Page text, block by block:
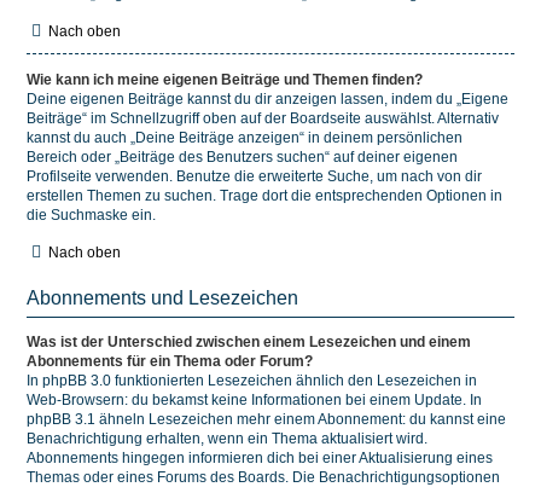
Nach oben
Wie kann ich meine eigenen Beiträge und Themen finden?
Deine eigenen Beiträge kannst du dir anzeigen lassen, indem du „Eigene
Beiträge“ im Schnellzugriff oben auf der Boardseite auswählst. Alternativ
kannst du auch „Deine Beiträge anzeigen“ in deinem persönlichen
Bereich oder „Beiträge des Benutzers suchen“ auf deiner eigenen
Profilseite verwenden. Benutze die erweiterte Suche, um nach von dir
erstellen Themen zu suchen. Trage dort die entsprechenden Optionen in
die Suchmaske ein.
Nach oben
Abonnements und Lesezeichen
Was ist der Unterschied zwischen einem Lesezeichen und einem
Abonnements für ein Thema oder Forum?
In phpBB 3.0 funktionierten Lesezeichen ähnlich den Lesezeichen in
Web-Browsern: du bekamst keine Informationen bei einem Update. In
phpBB 3.1 ähneln Lesezeichen mehr einem Abonnement: du kannst eine
Benachrichtigung erhalten, wenn ein Thema aktualisiert wird.
Abonnements hingegen informieren dich bei einer Aktualisierung eines
Themas oder eines Forums des Boards. Die Benachrichtigungsoptionen